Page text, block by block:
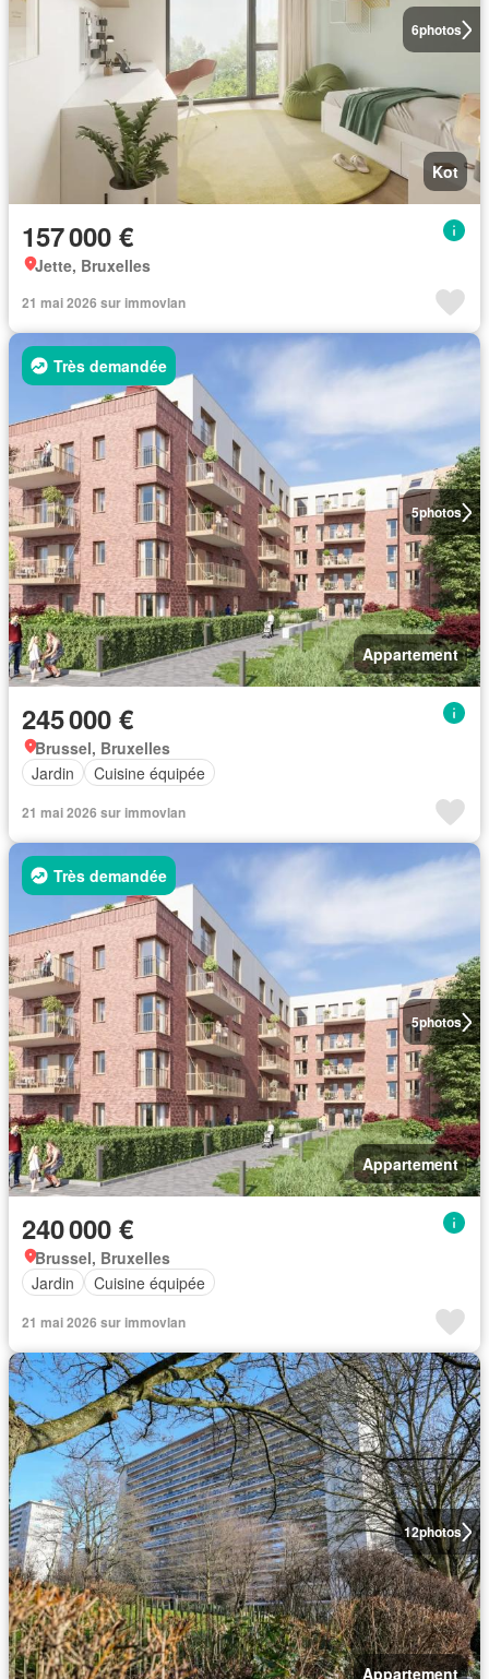
6photos
Kot
157 000 €
Jette, Bruxelles
21 mai 2026 sur immovlan
5photos
Très demandée
Appartement
245 000 €
Brussel, Bruxelles
Jardin
Cuisine équipée
21 mai 2026 sur immovlan
5photos
Très demandée
Appartement
240 000 €
Brussel, Bruxelles
Jardin
Cuisine équipée
21 mai 2026 sur immovlan
12photos
Appartement